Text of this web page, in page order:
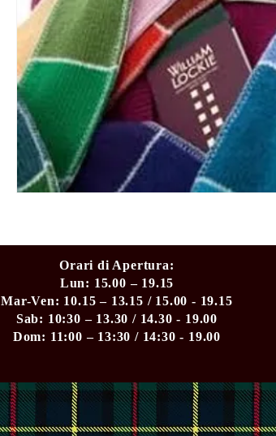
Orari di Apertura:
Lun: 15.00 – 19.15
Mar-Ven: 10.15 – 13.15 / 15.00 - 19.15
Sab: 10:30 – 13.30 / 14.30 - 19.00
Dom: 11:00 – 13:30 / 14:30 - 19.00